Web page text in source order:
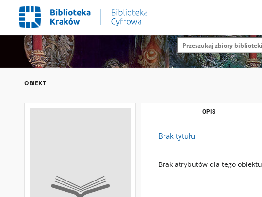
OBIEKT
OPIS
Brak tytułu
Brak atrybutów dla tego obiektu